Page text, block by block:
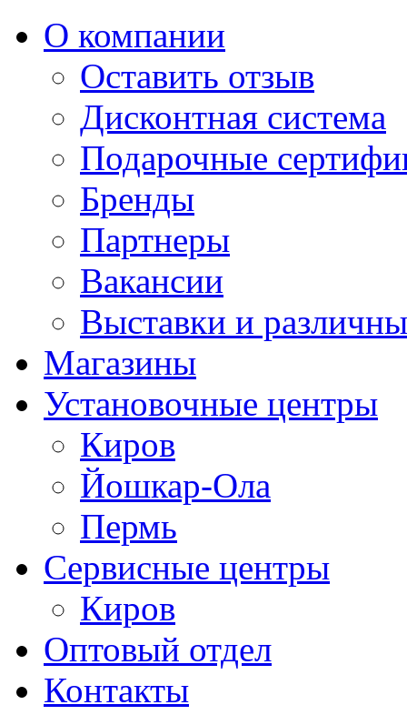
О компании
Оставить отзыв
Дисконтная система
Подарочные
Бренды
Партнеры
Вакансии
Выставки и
Магазины
Установочные центры
Киров
Йошкар-Ола
Пермь
Сервисные центры
Киров
Оптовый отдел
Контакты